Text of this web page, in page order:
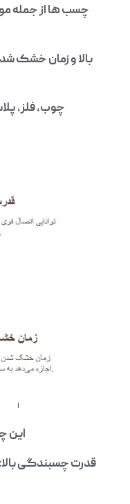
چسب‌ ها از جمله
بالا و زمان خشک
چوب، فلز،
این
قدرت چسبندگی